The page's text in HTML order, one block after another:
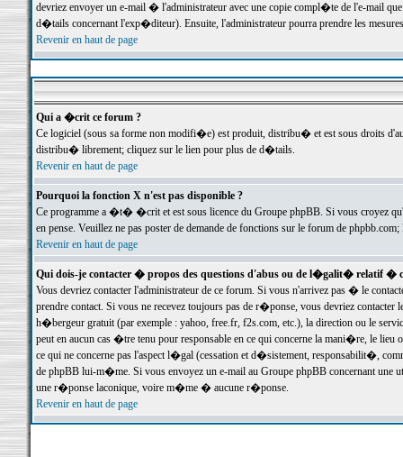
devriez envoyer un e-mail � l'administrateur avec une copie compl�te de l'e-mail
d�tails concernant l'exp�diteur). Ensuite, l'administrateur pourra prendre les
Revenir en haut de page
Qui a �crit ce forum ?
Ce logiciel (sous sa forme non modifi�e) est produit, distribu� et est sous droits
distribu� librement; cliquez sur le lien pour plus de d�tails.
Revenir en haut de page
Pourquoi la fonction X n'est pas disponible ?
Ce programme a �t� �crit et est sous licence du Groupe phpBB. Si vous croyez
en pense. Veuillez ne pas poster de demande de fonctions sur le forum de
Revenir en haut de page
Qui dois-je contacter � propos des questions d'abus ou de l�galit� relatif �
Vous devriez contacter l'administrateur de ce forum. Si vous n'arrivez pas � le
prendre contact. Si vous ne recevez toujours pas de r�ponse, vous devriez
h�bergeur gratuit (par exemple : yahoo, free.fr, f2s.com, etc.), la direction ou le
peut en aucun cas �tre tenu pour responsable en ce qui concerne la mani�re, le
ce qui ne concerne pas l'aspect l�gal (cessation et d�sistement, responsabilit�,
de phpBB lui-m�me. Si vous envoyez un e-mail au Groupe phpBB concernant une
une r�ponse laconique, voire m�me � aucune r�ponse.
Revenir en haut de page